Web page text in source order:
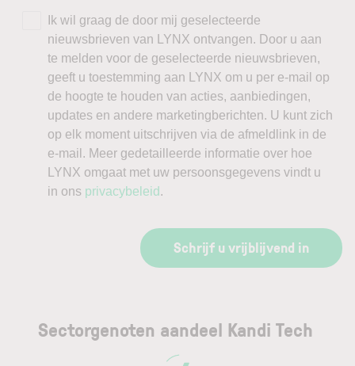
Ik wil graag de door mij geselecteerde
nieuwsbrieven van LYNX ontvangen. Door u aan
te melden voor de geselecteerde nieuwsbrieven,
geeft u toestemming aan LYNX om u per e-mail op
de hoogte te houden van acties, aanbiedingen,
updates en andere marketingberichten. U kunt zich
op elk moment uitschrijven via de afmeldlink in de
e-mail. Meer gedetailleerde informatie over hoe
LYNX omgaat met uw persoonsgegevens vindt u
in ons privacybeleid .
Schrijf u vrijblijvend in
Sectorgenoten aandeel Kandi Tech